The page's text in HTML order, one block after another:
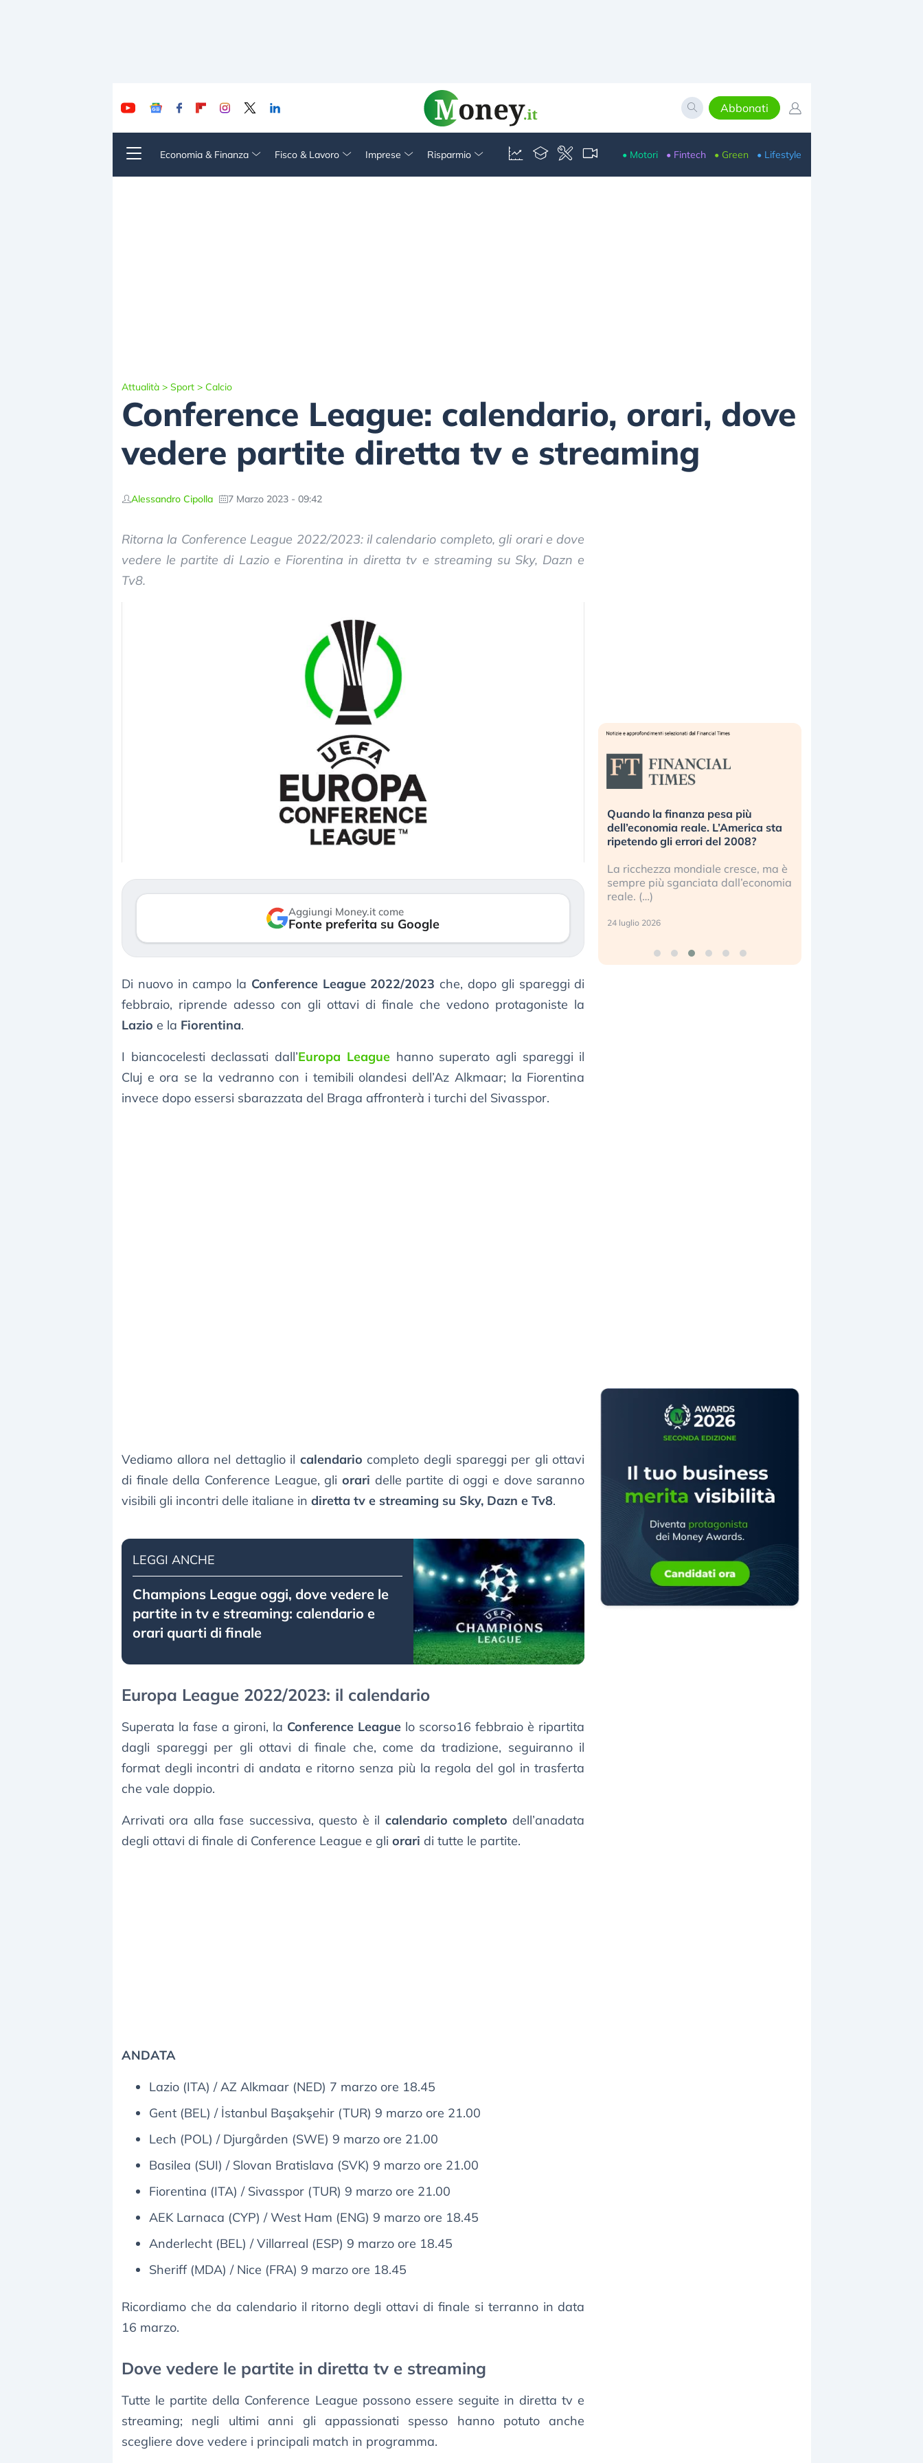
Abbonati
Economia & Finanza Fisco & Lavoro Imprese Risparmio • Motori • Fintech • Green • Lifestyle
Attualità > Sport > Calcio
Conference League: calendario, orari, dove
vedere partite diretta tv e streaming
Alessandro Cipolla 7 Marzo 2023 - 09:42
Ritorna la Conference League 2022/2023: il calendario completo, gli orari e dove
vedere le partite di Lazio e Fiorentina in diretta tv e streaming su Sky, Dazn e
Tv8.
Aggiungi Money.it come
Fonte preferita su Google
Di nuovo in campo la Conference League 2022/2023 che, dopo gli spareggi di
febbraio, riprende adesso con gli ottavi di finale che vedono protagoniste la
Lazio e la Fiorentina.
I biancocelesti declassati dall’Europa Leaguehanno superato agli spareggi il
Cluj e ora se la vedranno con i temibili olandesi dell’Az Alkmaar; la Fiorentina
invece dopo essersi sbarazzata del Braga affronterà i turchi del Sivasspor.
Vediamo allora nel dettaglio il calendario completo degli spareggi per gli ottavi
di finale della Conference League, gli orari delle partite di oggi e dove saranno
visibili gli incontri delle italiane in diretta tv e streaming su Sky, Dazn e Tv8.
LEGGI ANCHE
Champions League oggi, dove vedere le
partite in tv e streaming: calendario e
orari quarti di finale
Europa League 2022/2023: il calendario
Superata la fase a gironi, la Conference League lo scorso16 febbraio è ripartita
dagli spareggi per gli ottavi di finale che, come da tradizione, seguiranno il
format degli incontri di andata e ritorno senza più la regola del gol in trasferta
che vale doppio.
Arrivati ora alla fase successiva, questo è il calendario completo dell’anadata
degli ottavi di finale di Conference League e gli orari di tutte le partite.
ANDATA
Lazio (ITA) / AZ Alkmaar (NED) 7 marzo ore 18.45
Gent (BEL) / İstanbul Başakşehir (TUR) 9 marzo ore 21.00
Lech (POL) / Djurgården (SWE) 9 marzo ore 21.00
Basilea (SUI) / Slovan Bratislava (SVK) 9 marzo ore 21.00
Fiorentina (ITA) / Sivasspor (TUR) 9 marzo ore 21.00
AEK Larnaca (CYP) / West Ham (ENG) 9 marzo ore 18.45
Anderlecht (BEL) / Villarreal (ESP) 9 marzo ore 18.45
Sheriff (MDA) / Nice (FRA) 9 marzo ore 18.45
Ricordiamo che da calendario il ritorno degli ottavi di finale si terranno in data
16 marzo.
Dove vedere le partite in diretta tv e streaming
Tutte le partite della Conference League possono essere seguite in diretta tv e
streaming; negli ultimi anni gli appassionati spesso hanno potuto anche
scegliere dove vedere i principali match in programma.
Dalle valutazioni estreme alla
correzione. Cosa sta guidando il
mostrando segni di stanchezza
verso le (…)
«La mia vita è rovinata». Investitori
in preda al panico dopo lo scoppio
Kospi, mentre gli investitori retail (…)
30 luglio 2026
Quando la finanza pesa più
dell’economia reale. L’America sta
ripetendo gli errori del 2008?
La ricchezza mondiale cresce, ma è
sempre più sganciata dall’economia
reale. (…)
24 luglio 2026